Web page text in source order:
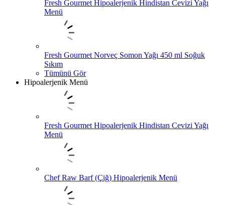
Fresh Gourmet Hipoalerjenik Hindistan Cevizi Yağı
Menü
Fresh Gourmet Norveç Somon Yağı 450 ml Soğuk
Sıkım
Tümünü Gör
Hipoalerjenik Menü
Fresh Gourmet Hipoalerjenik Hindistan Cevizi Yağı
Menü
Chef Raw Barf (Çiğ) Hipoalerjenik Menü